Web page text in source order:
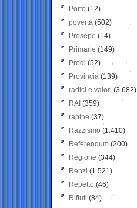
Porto (12)
povertà (502)
Presepe (14)
Primarie (149)
Prodi (52)
Provincia (139)
radici e valori (3.682)
RAI (359)
rapine (37)
Razzismo (1.410)
Referendum (200)
Regione (344)
Renzi (1.521)
Repetto (46)
Rifiuti (84)